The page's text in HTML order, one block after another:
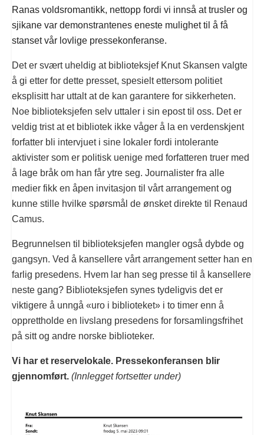
Ranas voldsromantikk, nettopp fordi vi innså at trusler og
sjikane var demonstrantenes eneste mulighet til å få
stanset vår lovlige pressekonferanse.
Det er svært uheldig at biblioteksjef Knut Skansen valgte
å gi etter for dette presset, spesielt ettersom politiet
eksplisitt har uttalt at de kan garantere for sikkerheten.
Noe biblioteksjefen selv uttaler i sin epost til oss. Det er
veldig trist at et bibliotek ikke våger å la en verdenskjent
forfatter bli intervjuet i sine lokaler fordi intolerante
aktivister som er politisk uenige med forfatteren truer med
å lage bråk om han får ytre seg. Journalister fra alle
medier fikk en åpen invitasjon til vårt arrangement og
kunne stille hvilke spørsmål de ønsket direkte til Renaud
Camus.
Begrunnelsen til biblioteksjefen mangler også dybde og
gangsyn. Ved å kansellere vårt arrangement setter han en
farlig presedens. Hvem lar han seg presse til å kansellere
neste gang? Biblioteksjefen synes tydeligvis det er
viktigere å unngå «uro i biblioteket» i to timer enn å
opprettholde en livslang presedens for forsamlingsfrihet
på sitt og andre norske biblioteker.
Vi har et reservelokale. Pressekonferansen blir
gjennomført. (Innlegget fortsetter under)